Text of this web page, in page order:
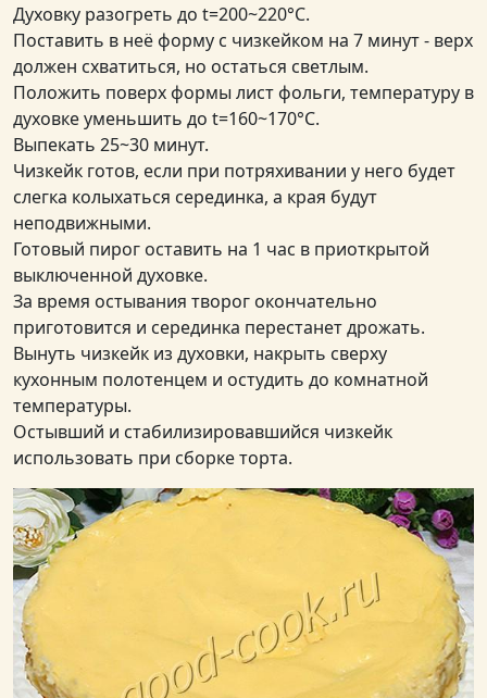
Духовку разогреть до t=200~220°C.
Поставить в неё форму с чизкейком на 7 минут - верх
должен схватиться, но остаться светлым.
Положить поверх формы лист фольги, температуру в
духовке уменьшить до t=160~170°C.
Выпекать 25~30 минут.
Чизкейк готов, если при потряхивании у него будет
слегка колыхаться серединка, а края будут
неподвижными.
Готовый пирог оставить на 1 час в приоткрытой
выключенной духовке.
За время остывания творог окончательно
приготовится и серединка перестанет дрожать.
Вынуть чизкейк из духовки, накрыть сверху
кухонным полотенцем и остудить до комнатной
температуры.
Остывший и стабилизировавшийся чизкейк
использовать при сборке торта.